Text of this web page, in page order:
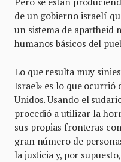
de un gobierno israelí
un sistema de apartheid
humanos básicos del
Lo que resulta muy
Israel» es lo que ocurrió
Unidos. Usando el
procedió a utilizar la
sus propias fronteras
gran número de
la justicia y, por